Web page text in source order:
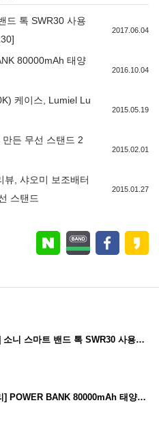
드 톡 SWR30 사용
2017.06.04
80000mAh 태양
2016.10.04
케이스, Lumiel Lu
2015.05.19
든 무선 스탠드 2
2015.02.01
뷰, 샤오미 보조배터
스탠드
2015.01.27
[스마트 밴드 리뷰] 소니 스마트 밴드 톡 SWR30 사용기 [SONY SmartBand Talk SWR30]
[태양광 보조배터리] POWER BANK 80000mAh 태양광 보조배터리 리뷰